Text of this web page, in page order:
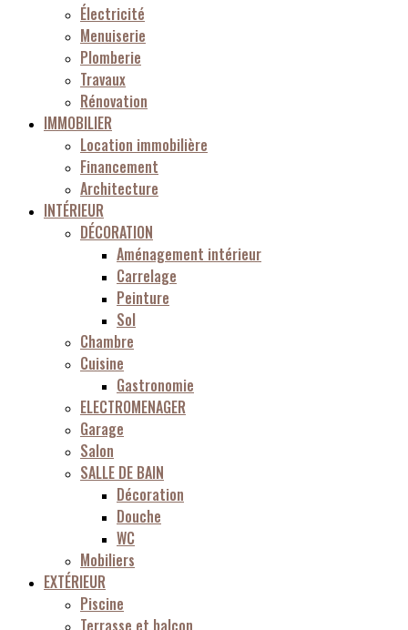
Électricité
Menuiserie
Plomberie
Travaux
Rénovation
IMMOBILIER
Location immobilière
Financement
Architecture
INTÉRIEUR
DÉCORATION
Aménagement intérieur
Carrelage
Peinture
Sol
Chambre
Cuisine
Gastronomie
ELECTROMENAGER
Garage
Salon
SALLE DE BAIN
Décoration
Douche
WC
Mobiliers
EXTÉRIEUR
Piscine
Terrasse et balcon